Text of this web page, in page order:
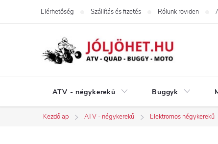
Elérhetőség Szállítás és fizetés Rólunk röviden
ATV - négykerekű Buggyk
Kezdőlap ATV - négykerekű Elektromos négykerekű